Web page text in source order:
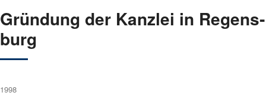
Grün­dung der Kanz­lei in Regens­
burg
1998